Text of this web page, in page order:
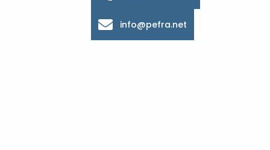
info@pefra.net